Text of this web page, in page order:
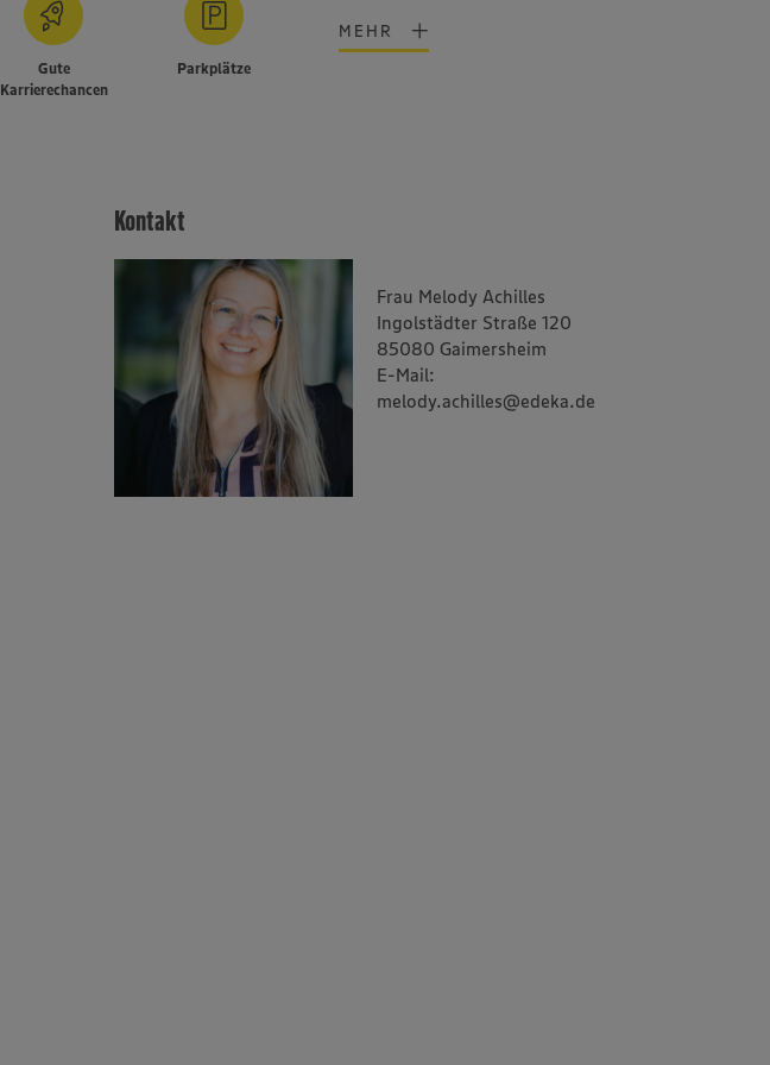
Gute
Karrierechancen
Parkplätze
MEHR
Kontakt
Frau Melody Achilles
Ingolstädter Straße 120
85080 Gaimersheim
E-Mail:
melody.achilles@edeka.de